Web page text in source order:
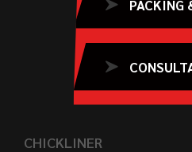
PACKING
CHICKLINER